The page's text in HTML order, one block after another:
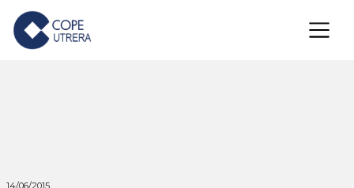
×
14/06/2015